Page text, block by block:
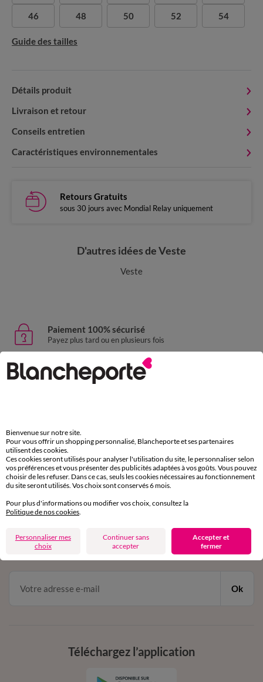
46 48 50 52 54
Guide des tailles
Détails produit
Livraison et retour
Conseils entretien
Caractéristiques environnementales
Retours Gratuits
sous 30 jours avec Mondial Relay uniquement
D'autres idées de Veste
Veste
Paiement 100% sécurisé
Payez plus tard ou en plusieurs fois
Livraison express
domicile, relais, consignes automatiques
Service clients
par chat et par téléphone
de 8h00 à 20h00 du lundi au samedi
en vous inscrivant à la newsletter
dès 20€ d’achat
conditions dans votre email de confirmation
Ok
Téléchargez l’application
Bienvenue sur notre site.
Pour vous offrir un shopping personnalisé, Blancheporte et ses partenaires
utilisent des cookies.
Ces cookies seront utilisés pour analyser l'utilisation du site, le personnaliser selon
vos préférences et vous présenter des publicités adaptées à vos goûts. Vous pouvez
choisir de les refuser. Dans ce cas, seuls les cookies nécessaires au fonctionnement
du site seront utilisés. Vos choix sont conservés 6 mois.
Pour plus d'informations ou modifier vos choix, consultez la
Politique de nos cookies.
Personnaliser mes
choix
Continuer sans
accepter
Accepter et
fermer